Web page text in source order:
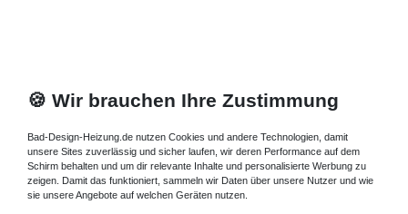
🍪 Wir brauchen Ihre Zustimmung
Bad-Design-Heizung.de nutzen Cookies und andere Technologien, damit
unsere Sites zuverlässig und sicher laufen, wir deren Performance auf dem
Schirm behalten und um dir relevante Inhalte und personalisierte Werbung zu
zeigen. Damit das funktioniert, sammeln wir Daten über unsere Nutzer und wie
sie unsere Angebote auf welchen Geräten nutzen.